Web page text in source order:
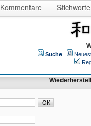
Kommentare Stichworte
Suche